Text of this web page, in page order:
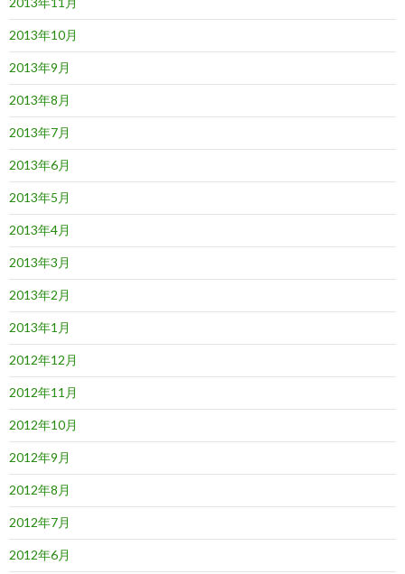
2013年10月
2013年9月
2013年8月
2013年7月
2013年6月
2013年5月
2013年4月
2013年3月
2013年2月
2013年1月
2012年12月
2012年11月
2012年10月
2012年9月
2012年8月
2012年7月
2012年6月